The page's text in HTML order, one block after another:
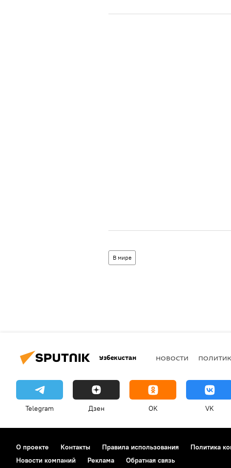
В мире
Узбекистан НОВОСТИ
Telegram Дзен OK VK
О проекте Контакты Правила использования Политика
Новости компаний
Реклама Обратная связь